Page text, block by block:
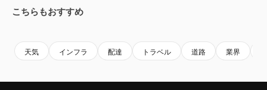
こちらもおすすめ
天気 インフラ 配達 トラベル 道路 業界